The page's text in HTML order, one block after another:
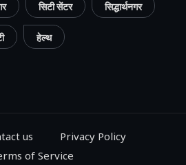
सिटी सेंटर सिद्धार्थनगर
हेल्थ
us
Privacy Policy
of Service